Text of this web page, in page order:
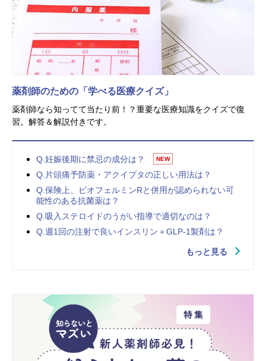
薬剤師のための「学べる医療クイズ」
薬剤師なら知ってて当たり前！？重要な医療知識をクイズで復
習。解答＆解説付きです。
Q.妊娠後期に禁忌の成分は？ NEW
Q.片頭痛予防薬・アクイプタの正しい用法は？
Q.保険上、ビオフェルミンRと併用が認められない可
能性のある抗菌薬は？
Q.吸入ステロイドのうがい指導で適切なのは？
Q.週1回の注射で良いインスリン＋GLP-1製剤は？
もっと見る